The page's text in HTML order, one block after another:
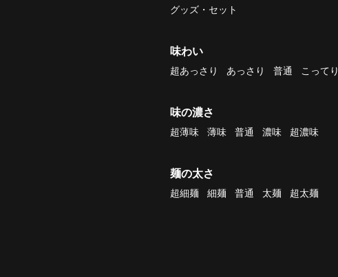
グッズ・セット
味わい
超あっさり あっさり 普通 こってり
味の濃さ
超薄味 薄味 普通 濃味 超濃味
麺の太さ
超細麺 細麺 普通 太麺 超太麺